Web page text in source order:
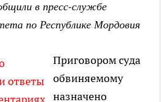
в пресс-службе
по Республике Мордовия
ответы
Приговором суда
обвиняемому
назначено